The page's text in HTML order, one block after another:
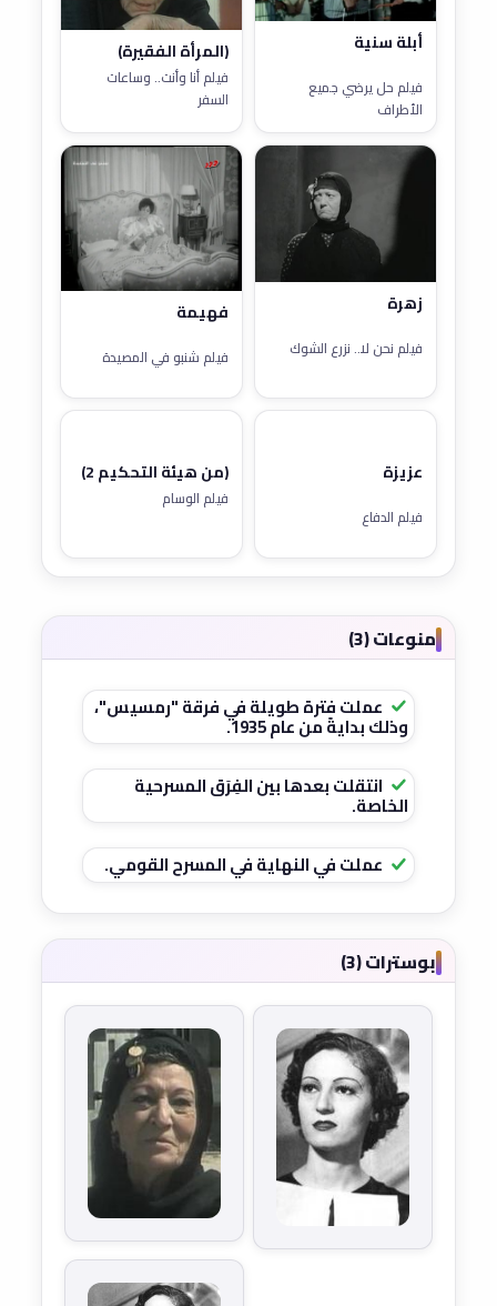
أبلة سنية
فيلم حل يرضي جميع
الأطراف
(المرأة الفقيرة)
فيلم أنا وأنت.. وساعات
السفر
زهرة
فيلم نحن لا.. نزرع الشوك
فهيمة
فيلم شنبو في المصيدة
عزيزة
فيلم الدفاع
(من هيئة التحكيم 2)
فيلم الوسام
منوعات (3)
عملت فترة طويلة في فرقة "رمسيس"،
وذلك بدايةً من عام 1935.
انتقلت بعدها بين الفِرَق المسرحية
الخاصة.
عملت في النهاية في المسرح القومي.
بوسترات (3)